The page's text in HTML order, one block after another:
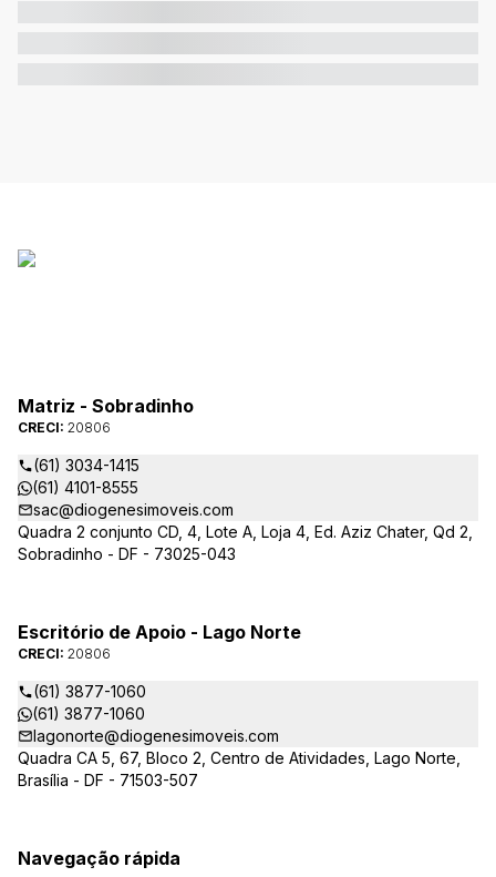
Matriz - Sobradinho
CRECI: 20806
(61) 3034-1415
(61) 4101-8555
sac@diogenesimoveis.com
Quadra 2 conjunto CD, 4, Lote A, Loja 4, Ed. Aziz Chater, Qd 2,
Sobradinho - DF - 73025-043
Escritório de Apoio - Lago Norte
CRECI: 20806
(61) 3877-1060
(61) 3877-1060
lagonorte@diogenesimoveis.com
Quadra CA 5, 67, Bloco 2, Centro de Atividades, Lago Norte,
Brasília - DF - 71503-507
Navegação rápida